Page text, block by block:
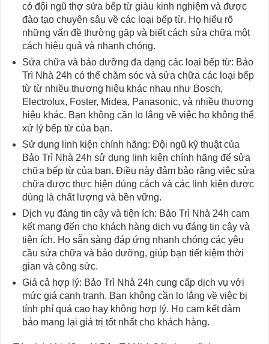
có đội ngũ thợ sửa bếp từ giàu kinh nghiệm và được
đào tạo chuyên sâu về các loại bếp từ. Họ hiểu rõ
những vấn đề thường gặp và biết cách sửa chữa một
cách hiệu quả và nhanh chóng.
Sửa chữa và bảo dưỡng đa dạng các loại bếp từ: Bảo
Trì Nhà 24h có thể chăm sóc và sửa chữa các loại bếp
từ từ nhiều thương hiệu khác nhau như Bosch,
Electrolux, Foster, Midea, Panasonic, và nhiều thương
hiệu khác. Bạn không cần lo lắng về việc họ không thể
xử lý bếp từ của bạn.
Sử dụng linh kiện chính hãng: Đội ngũ kỹ thuật của
Bảo Trì Nhà 24h sử dụng linh kiện chính hãng để sửa
chữa bếp từ của bạn. Điều này đảm bảo rằng việc sửa
chữa được thực hiện đúng cách và các linh kiện được
dùng là chất lượng và bền vững.
Dịch vụ đáng tin cậy và tiện ích: Bảo Trì Nhà 24h cam
kết mang đến cho khách hàng dịch vụ đáng tin cậy và
tiện ích. Họ sẵn sàng đáp ứng nhanh chóng các yêu
cầu sửa chữa và bảo dưỡng, giúp bạn tiết kiệm thời
gian và công sức.
Giá cả hợp lý: Bảo Trì Nhà 24h cung cấp dịch vụ với
mức giá cạnh tranh. Bạn không cần lo lắng về việc bị
tính phí quá cao hay không hợp lý. Họ cam kết đảm
bảo mang lại giá trị tốt nhất cho khách hàng.